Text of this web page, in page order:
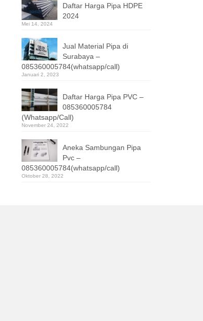
Daftar Harga Pipa HDPE
2024
Mei 14, 2024
Jual Material Pipa di
Surabaya –
085360005784(whatsapp/call)
Januari 2, 2023
Daftar Harga Pipa PVC –
085360005784
(Whatsapp/Call)
November 24, 2022
Aneka Sambungan Pipa
Pvc –
085360005784(whatsapp/call)
Oktober 28, 2022